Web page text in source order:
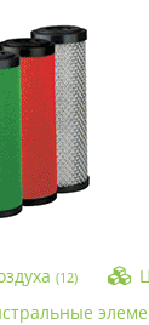
(12)